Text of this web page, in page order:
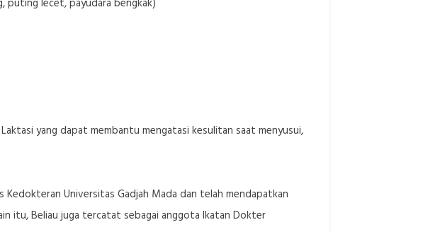
puting lecet, payudara bengkak)
yang dapat membantu mengatasi kesulitan saat menyusui,
Kedokteran Universitas Gadjah Mada dan telah mendapatkan
itu, Beliau juga tercatat sebagai anggota Ikatan Dokter